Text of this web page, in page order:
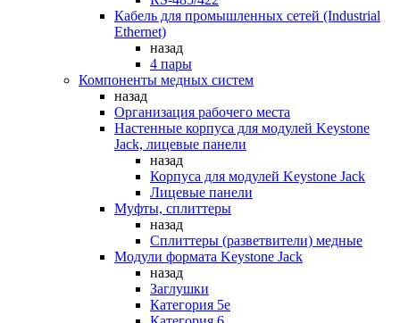
Кабель для промышленных сетей (Industrial
Ethernet)
назад
4 пары
Компоненты медных систем
назад
Организация рабочего места
Настенные корпуса для модулей Keystone
Jack, лицевые панели
назад
Корпуса для модулей Keystone Jack
Лицевые панели
Муфты, сплиттеры
назад
Сплиттеры (разветвители) медные
Модули формата Keystone Jack
назад
Заглушки
Категория 5е